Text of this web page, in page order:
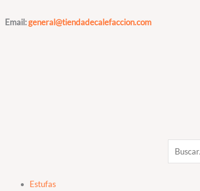
Email:general@tiendadecalefaccion.com
Search
Estufas